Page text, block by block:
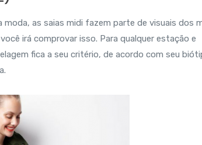
as saias midi fazem parte de visuais dos
irá comprovar isso. Para qualquer estação e
fica a seu critério, de acordo com seu